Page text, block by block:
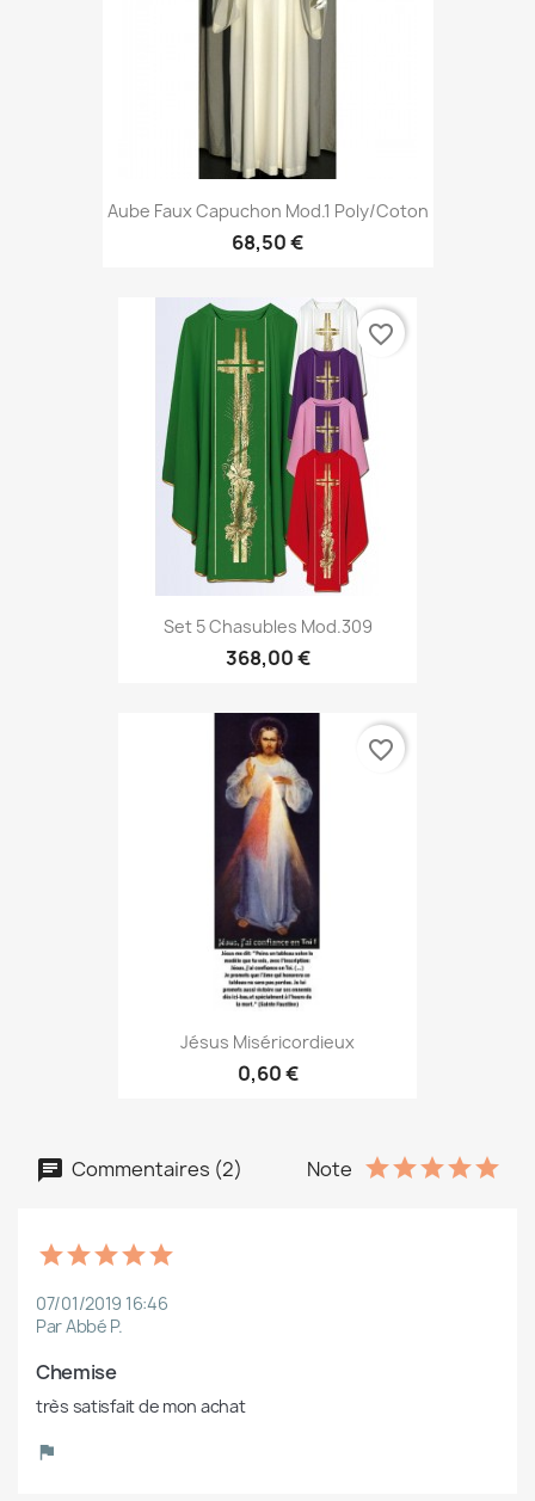
Aube Faux Capuchon Mod.1 Poly/coton
68,50 €
Set 5 Chasubles Mod.309
368,00 €
favorite_border
Jésus Miséricordieux
0,60 €
favorite_border
Commentaires (2) Note
07/01/2019 16:46
Par Abbé P.
Chemise
très satisfait de mon achat